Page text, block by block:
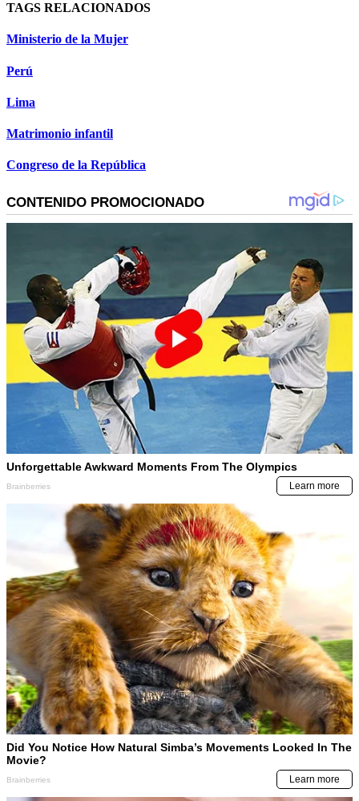
TAGS RELACIONADOS
Ministerio de la Mujer
Perú
Lima
Matrimonio infantil
Congreso de la República